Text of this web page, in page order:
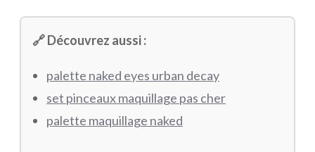
🔗 Découvrez aussi :
palette naked eyes urban decay
set pinceaux maquillage pas cher
palette maquillage naked